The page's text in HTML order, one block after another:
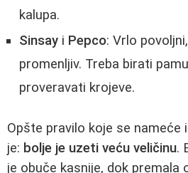
kalupa.
Sinsay i Pepco: Vrlo
promenljiv. Treba birati
proveravati krojeve.
Opšte pravilo koje se nameće
je: bolje je uzeti veću veličinu.
je obuče kasnije, dok premala